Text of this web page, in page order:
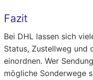
Fazit
Bei DHL lassen sich
Status, Zustellweg und
einordnen. Wer
mögliche Sonderwege